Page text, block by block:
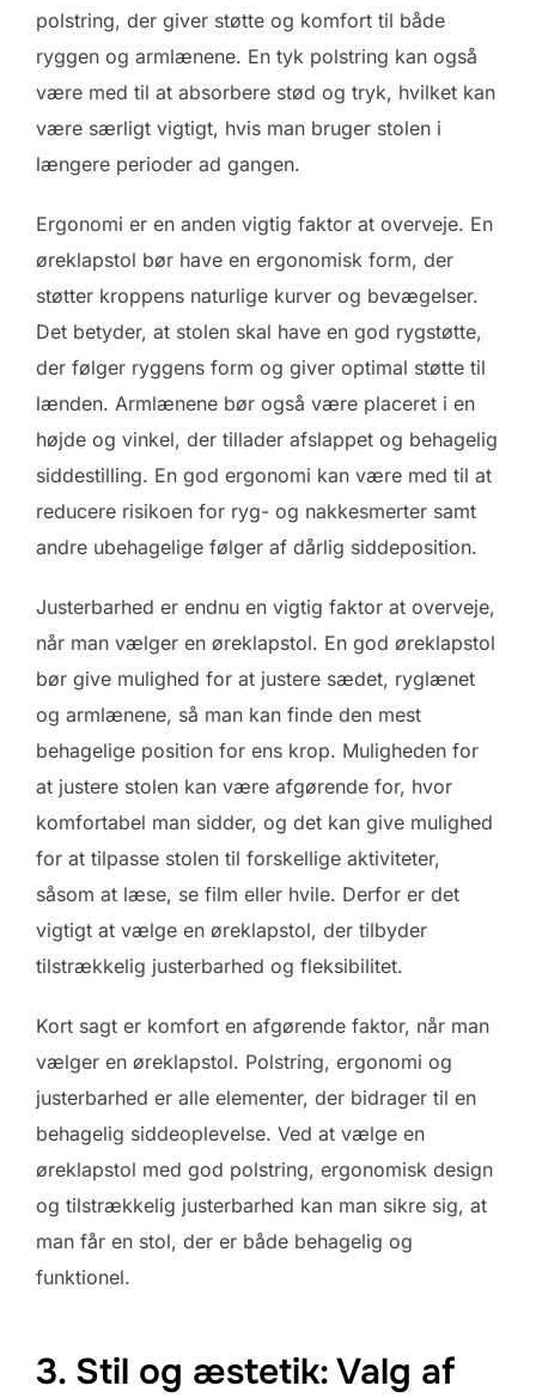
polstring, der giver støtte og komfort til både
ryggen og armlænene. En tyk polstring kan også
være med til at absorbere stød og tryk, hvilket kan
være særligt vigtigt, hvis man bruger stolen i
længere perioder ad gangen.
Ergonomi er en anden vigtig faktor at overveje. En
øreklapstol bør have en ergonomisk form, der
støtter kroppens naturlige kurver og bevægelser.
Det betyder, at stolen skal have en god rygstøtte,
der følger ryggens form og giver optimal støtte til
lænden. Armlænene bør også være placeret i en
højde og vinkel, der tillader afslappet og behagelig
siddestilling. En god ergonomi kan være med til at
reducere risikoen for ryg- og nakkesmerter samt
andre ubehagelige følger af dårlig siddeposition.
Justerbarhed er endnu en vigtig faktor at overveje,
når man vælger en øreklapstol. En god øreklapstol
bør give mulighed for at justere sædet, ryglænet
og armlænene, så man kan finde den mest
behagelige position for ens krop. Muligheden for
at justere stolen kan være afgørende for, hvor
komfortabel man sidder, og det kan give mulighed
for at tilpasse stolen til forskellige aktiviteter,
såsom at læse, se film eller hvile. Derfor er det
vigtigt at vælge en øreklapstol, der tilbyder
tilstrækkelig justerbarhed og fleksibilitet.
Kort sagt er komfort en afgørende faktor, når man
vælger en øreklapstol. Polstring, ergonomi og
justerbarhed er alle elementer, der bidrager til en
behagelig siddeoplevelse. Ved at vælge en
øreklapstol med god polstring, ergonomisk design
og tilstrækkelig justerbarhed kan man sikre sig, at
man får en stol, der er både behagelig og
funktionel.
3. Stil og æstetik: Valg af